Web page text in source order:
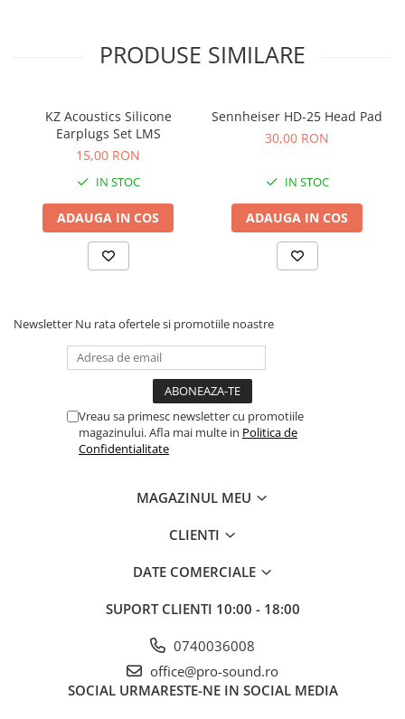
Cabluri de Alimentare
Ecrane LED
Efecte de lumini
Mixere DMX
Moving Head-uri
Par Led si Pinspot
Scene şi Ring-uri de Dans
Instrumente Muzicale
Claviaturi
Instrumente cu arcus
Instrumente de percutie
Instrumente si jucarii pentru copii
Console DJ
PRODUSE SIMILARE
KZ Acoustics Silicone
Earplugs Set LMS
15,00 RON
IN STOC
ADAUGA IN COS
Sennheiser HD-25 Head Pad
30,00 RON
IN STOC
ADAUGA IN COS
Newsletter Nu rata ofertele si promotiile noastre
Vreau sa primesc newsletter cu promotiile
magazinului. Afla mai multe in Politica de
Confidentialitate
MAGAZINUL MEU
CLIENTI
DATE COMERCIALE
SUPORT CLIENTI 10:00 - 18:00
0740036008
office@pro-sound.ro
SOCIAL URMARESTE-NE IN SOCIAL MEDIA